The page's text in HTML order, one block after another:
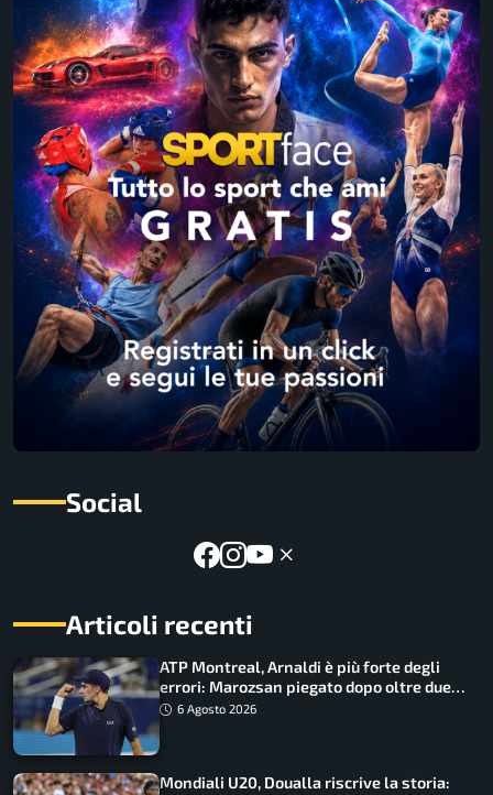
Social
Articoli recenti
ATP Montreal, Arnaldi è più forte degli
errori: Marozsan piegato dopo oltre due
ore6 Agosto 2026
Mondiali U20, Doualla riscrive la storia: